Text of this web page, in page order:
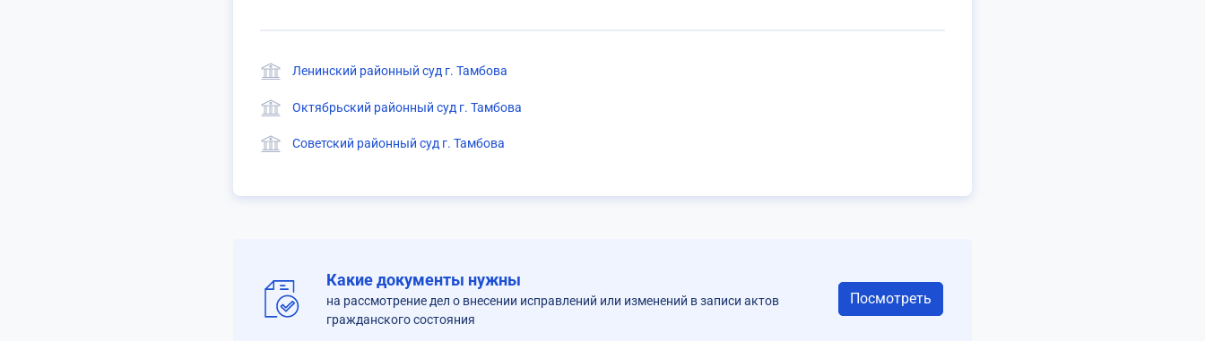
Ленинский районный суд г. Тамбова
Октябрьский районный суд г. Тамбова
Советский районный суд г. Тамбова
Какие документы нужны
на рассмотрение дел о внесении исправлений или изменений в записи актов
гражданского состояния
Посмотреть